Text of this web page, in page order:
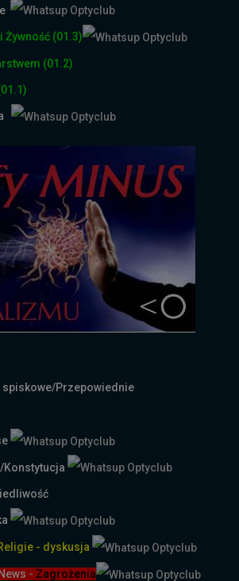
Żywność (01.3)
(01.2)
spiskowe/Przepowiednie
Konstytucja
- dyskusja
- Zagrożenia